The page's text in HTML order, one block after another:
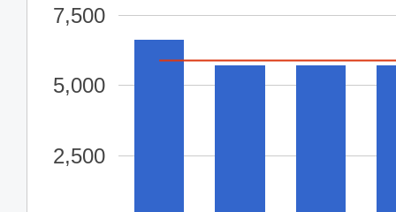
2,500
5,000
7,500